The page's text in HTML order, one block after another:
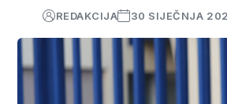
REDAKCIJA 30 SIJEČNJA